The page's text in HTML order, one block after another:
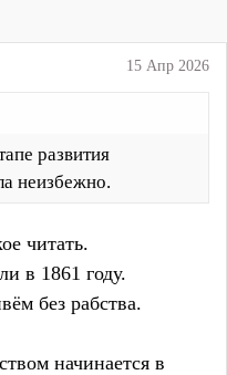
15 Апр 2026
развития
неизбежно.
читать.
в 1861 году.
без рабства.
начинается в